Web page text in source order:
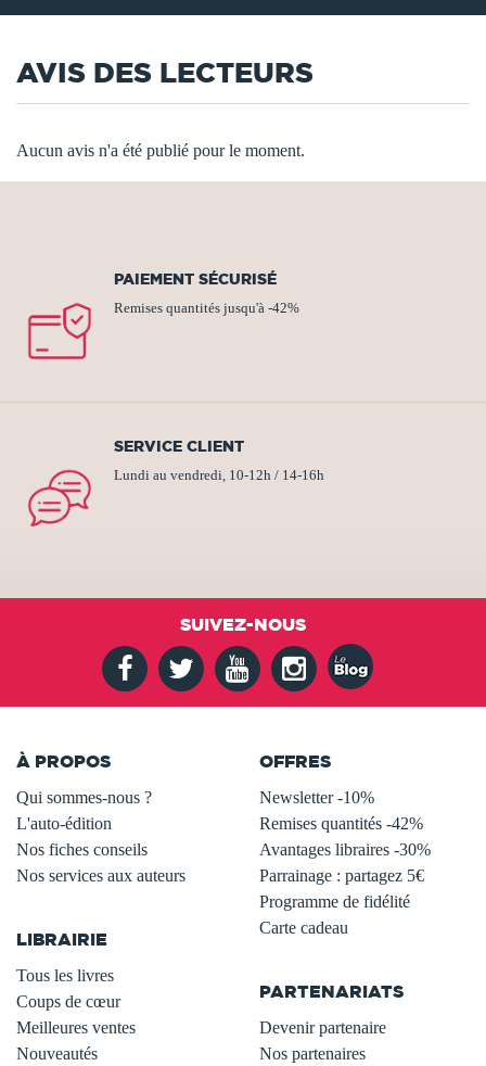
AVIS DES LECTEURS
Aucun avis n'a été publié pour le moment.
PAIEMENT SÉCURISÉ
Remises quantités jusqu'à -42%
SERVICE CLIENT
Lundi au vendredi, 10-12h / 14-16h
SUIVEZ-NOUS
À PROPOS
Qui sommes-nous ?
L'auto-édition
Nos fiches conseils
Nos services aux auteurs
LIBRAIRIE
Tous les livres
Coups de cœur
Meilleures ventes
Nouveautés
OFFRES
Newsletter -10%
Remises quantités -42%
Avantages libraires -30%
Parrainage : partagez 5€
Programme de fidélité
Carte cadeau
PARTENARIATS
Devenir partenaire
Nos partenaires